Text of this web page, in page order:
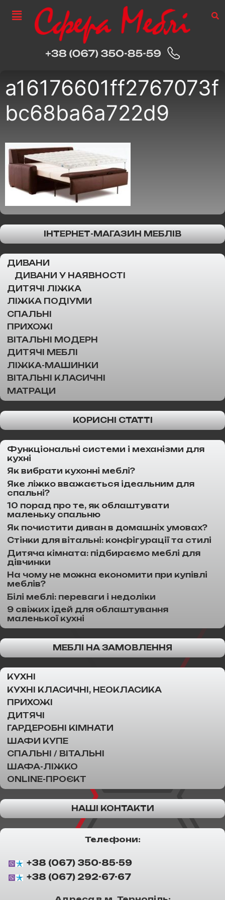
a16176601ff2767073f
bc68ba6a722d9
ІНТЕРНЕТ-МАГАЗИН МЕБЛІВ
ДИВАНИ
ДИВАНИ У НАЯВНОСТІ
ДИТЯЧІ ЛІЖКА
ЛІЖКА ПОДІУМИ
СПАЛЬНІ
ПРИХОЖІ
ВІТАЛЬНІ МОДЕРН
ДИТЯЧІ МЕБЛІ
ЛІЖКА-МАШИНКИ
ВІТАЛЬНІ КЛАСИЧНІ
МАТРАЦИ
КОРИСНІ СТАТТІ
Функціональні системи і механізми для
кухні
Як вибрати кухонні меблі?
Яке ліжко вважається ідеальним для
спальні?
10 порад про те, як облаштувати
маленьку спальню
Як почистити диван в домашніх умовах?
Стінки для вітальні: конфігурації та стилі
Дитяча кімната: підбираємо меблі для
дівчинки
На чому не можна економити при купівлі
меблів?
Білі меблі: переваги і недоліки
9 свіжих ідей для облаштування
маленької кухні
МЕБЛІ НА ЗАМОВЛЕННЯ
КУХНІ
КУХНІ КЛАСИЧНІ, НЕОКЛАСИКА
ПРИХОЖІ
ДИТЯЧІ
ГАРДЕРОБНІ КІМНАТИ
ШАФИ КУПЕ
СПАЛЬНІ / ВІТАЛЬНІ
ШАФА-ЛІЖКО
ONLINE-ПРОЄКТ
НАШІ КОНТАКТИ
Телефони:
+38 (067) 350-85-59
+38 (067) 292-67-67